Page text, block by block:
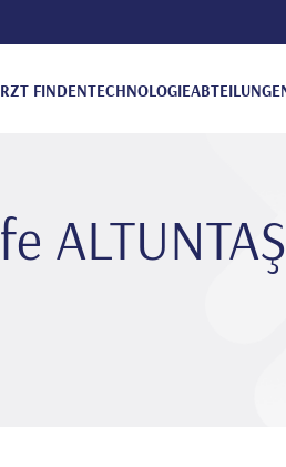
FINDENTECHNOLOGIE
ALTUNTAŞ